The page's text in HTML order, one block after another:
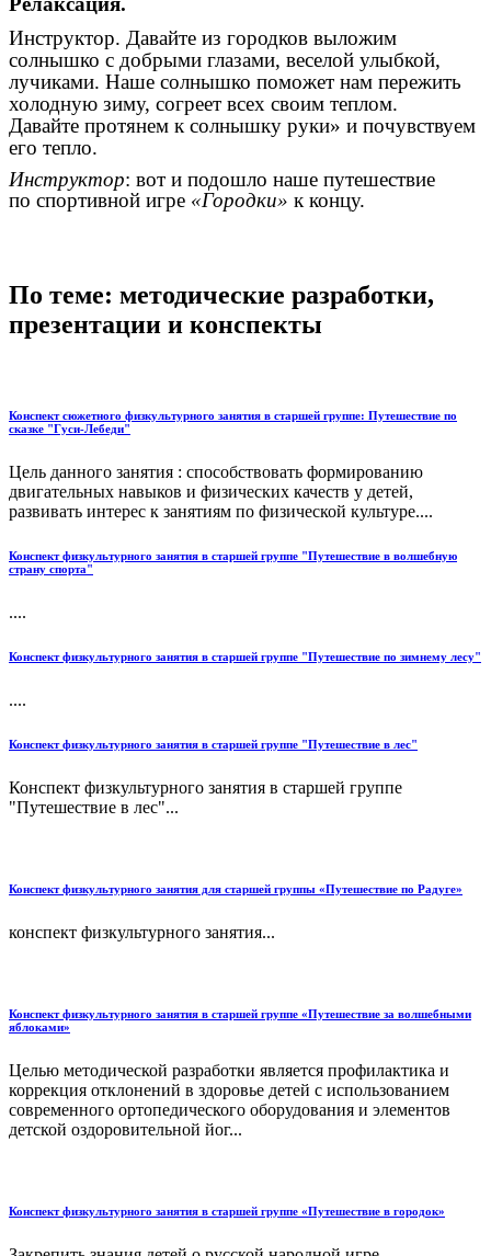
Инструктор. Давайте из городков выложим
солнышко с добрыми глазами, веселой улыбкой,
лучиками. Наше солнышко поможет нам пережить
холодную зиму, согреет всех своим теплом.
Давайте протянем к солнышку руки» и почувствуем
его тепло.
Инструктор: вот и подошло наше путешествие
по спортивной игре «Городки» к концу.
По теме: методические разработки,
презентации и конспекты
Конспект сюжетного физкультурного занятия в старшей группе: Путешествие по
сказке "Гуси-Лебеди"
Цель данного занятия : способствовать формированию
двигательных навыков и физических качеств у детей,
развивать интерес к занятиям по физической культуре....
Конспект физкультурного занятия в старшей группе "Путешествие в волшебную
страну спорта"
....
Конспект физкультурного занятия в старшей группе "Путешествие по зимнему лесу"
....
Конспект физкультурного занятия в старшей группе "Путешествие в лес"
Конспект физкультурного занятия в старшей группе
"Путешествие в лес"...
Конспект физкультурного занятия для старшей группы «Путешествие по Радуге»
конспект физкультурного занятия...
Конспект физкультурного занятия в старшей группе «Путешествие за волшебными
яблоками»
Целью методической разработки является профилактика и
коррекция отклонений в здоровье детей с использованием
современного ортопедического оборудования и элементов
детской оздоровительной йог...
Конспект физкультурного занятия в старшей группе «Путешествие в городок»